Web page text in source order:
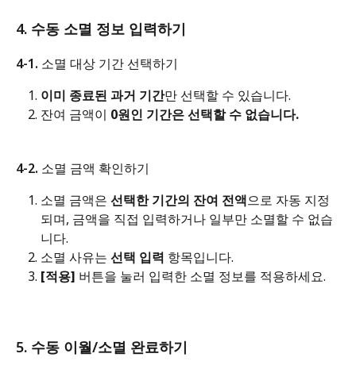
4. 수동 소멸 정보 입력하기
4-1. 소멸 대상 기간 선택하기
이미 종료된 과거 기간만 선택할 수 있습니다.
잔여 금액이 0원인 기간은 선택할 수 없습니다.
4-2. 소멸 금액 확인하기
소멸 금액은 선택한 기간의 잔여 전액으로 자동 지정
되며, 금액을 직접 입력하거나 일부만 소멸할 수 없습
니다.
소멸 사유는 선택 입력 항목입니다.
[적용] 버튼을 눌러 입력한 소멸 정보를 적용하세요.
5. 수동 이월/소멸 완료하기